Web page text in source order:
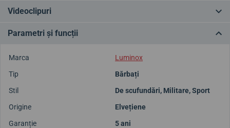
Videoclipuri
Parametri și funcții
Marca
Luminox
Tip
Bărbați
Stil
De scufundări, Militare,Sport
Origine
Elvețiene
Garanție
5 ani